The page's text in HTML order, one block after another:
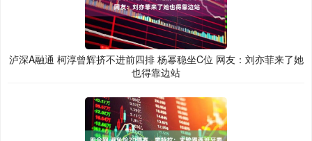
泸深A融通 柯淳曾辉挤不进前四排 杨幂稳坐C位 网友：刘亦菲来了她
也得靠边站